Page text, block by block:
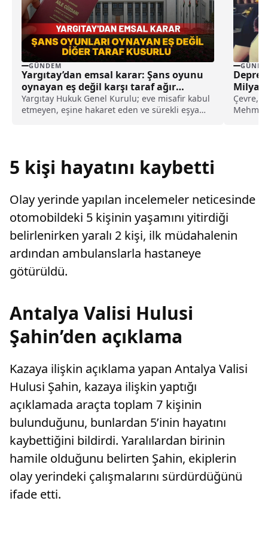
GÜNDEM
Yargıtay’dan emsal karar: Şans oyunu
oynayan eş değil karşı taraf ağır
kusurlu sayıldı
Yargıtay Hukuk Genel Kurulu; eve misafir kabul
etmeyen, eşine hakaret eden ve sürekli eşya
Milyar
Çevre,
5 kişi hayatını kaybetti
Olay yerinde yapılan incelemeler neticesinde
otomobildeki 5 kişinin yaşamını yitirdiği
belirlenirken yaralı 2 kişi, ilk müdahalenin
ardından ambulanslarla hastaneye
götürüldü.
Antalya Valisi Hulusi
Şahin’den açıklama
Kazaya ilişkin açıklama yapan Antalya Valisi
Hulusi Şahin, kazaya ilişkin yaptığı
açıklamada araçta toplam 7 kişinin
bulunduğunu, bunlardan 5’inin hayatını
kaybettiğini bildirdi. Yaralılardan birinin
hamile olduğunu belirten Şahin, ekiplerin
olay yerindeki çalışmalarını sürdürdüğünü
ifade etti.